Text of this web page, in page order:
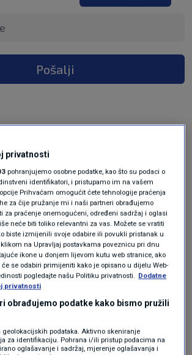
Pošalji
Oglas
privatnosti
pohranjujemo osobne podatke, kao što su podaci o
identifikatori, i pristupamo im na vašem
Prihvaćam omogućit ćete tehnologije praćenja
za čije pružanje mi i naši partneri obrađujemo
za praćenje onemogućeni, određeni sadržaj i oglasi
neće biti toliko relevantni za vas. Možete se vratiti
biste izmijenili svoje odabire ili povukli pristanak u
na Upravljaj postavkama poveznicu pri dnu
ikone u donjem lijevom kutu web stranice, ako
se odabiri primijeniti kako je opisano u dijelu Web-
pogledajte našu Politiku privatnosti. Dodatne
privatnosti
obrađujemo podatke kako bismo pružili
podataka. Aktivno skeniranje
za identifikaciju. Pohrana i/ili pristup podacima na
oglašavanje i sadržaj, mjerenje oglašavanja i